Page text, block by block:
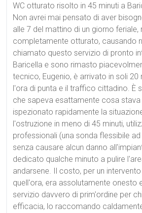
WC otturato risolto in 45 minuti a
Non avrei mai pensato di aver
alle 7 del mattino di un giorno feriale,
completamente otturato, causando
chiamato questo servizio di pronto
Baricella e sono rimasto
tecnico, Eugenio, è arrivato in soli 20
l'ora di punta e il traffico cittadino. È
che sapeva esattamente cosa stava
ispezionato rapidamente la
l'ostruzione in meno di 45 minuti,
professionali (una sonda flessibile
senza causare alcun danno
dedicato qualche minuto a pulire
andarsene. Il costo, per un
quell'ora, era assolutamente onesto
servizio davvero di prim'ordine per
efficacia, lo raccomando